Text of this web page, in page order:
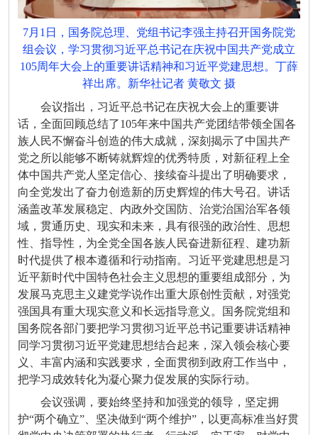
7月1日，国务院总理、党组书记李强主持召开国务院党
组会议，学习贯彻习近平总书记在庆祝中国共产党成立
105周年大会上的重要讲话精神和习近平党建思想。丁薛
祥出席。新华社记者 黄敬文 摄
会议指出，习近平总书记在庆祝大会上的重要讲
话，全面回顾总结了105年来中国共产党团结带领全国各
族人民不懈奋斗创造的伟大成就，深刻揭示了中国共产
党之所以能够不断铸就辉煌的优秀特质，对新征程上全
体中国共产党人坚定信心、接续奋斗提出了明确要求，
向全党发出了奋力创造新的历史辉煌的伟大号召。讲话
涵盖改革发展稳定、内政外交国防、治党治国治军各领
域，贯通历史、现实和未来，具有很强的政治性、思想
性、指导性，为全党全国各族人民奋进新征程、建功新
时代提供了根本遵循和行动指南。习近平党建思想是习
近平新时代中国特色社会主义思想的重要组成部分，为
发展马克思主义建党学说作出重大原创性贡献，对强党
强国具有重大现实意义和长远指导意义。国务院党组和
国务院各部门要把学习贯彻习近平总书记重要讲话精神
同学习贯彻习近平党建思想结合起来，深入领会核心要
义、丰富内涵和实践要求，全面贯彻到政府工作当中，
把学习成效转化为凝心聚力促发展的实际行动。
会议强调，要始终坚持和加强党的领导，坚定拥
护“两个确立”、坚决做到“两个维护”，以更高标准当好贯